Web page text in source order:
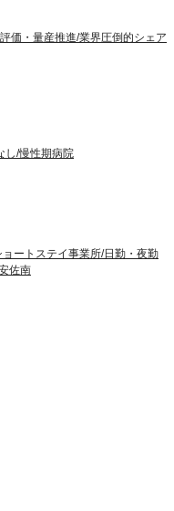
価・量産推進/業界圧倒的シェア
し/慢性期病院
ートステイ事業所/日勤・夜勤
佐南